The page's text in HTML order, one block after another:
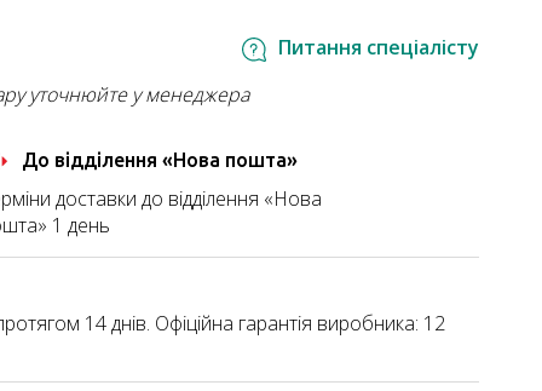
Питання спеціалісту
уточнюйте у менеджера
До відділення «Нова пошта»
доставки до відділення «Нова
1 день
14 днів. Офіційна гарантія виробника: 12